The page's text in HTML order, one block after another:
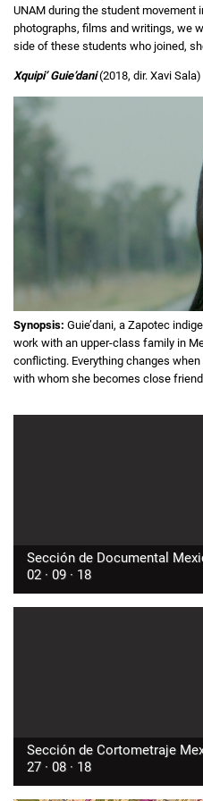
UNAM during the student movement
photographs, films and writings, we
side of these students who joined,
Xquipi’ Guie’dani(2018, dir. Xavi Sala)
Synopsis: Guie’dani, a Zapotec
work with an upper-class family in
conflicting. Everything changes
with whom she becomes close
Sección de Documental
02 · 09 · 18
Sección de Cortometraje
27 · 08 · 18